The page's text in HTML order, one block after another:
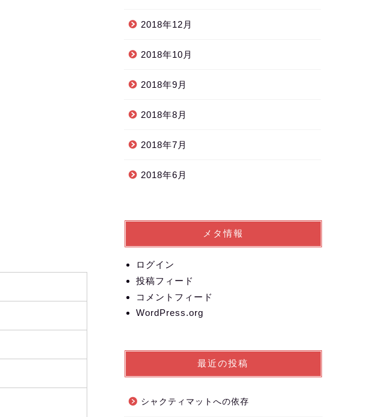
2018年12月
2018年10月
2018年9月
2018年8月
2018年7月
2018年6月
メタ情報
ログイン
投稿フィード
コメントフィード
WordPress.org
最近の投稿
シャクティマットへの依存